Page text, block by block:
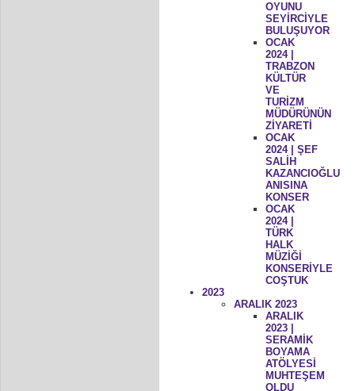
OYUNU
SEYİRCİYLE
BULUŞUYOR
OCAK
2024 |
TRABZON
KÜLTÜR
VE
TURİZM
MÜDÜRÜNÜN
ZİYARETİ
OCAK
2024 | ŞEF
SALİH
KAZANCIOĞLU
ANISINA
KONSER
OCAK
2024 |
TÜRK
HALK
MÜZİĞİ
KONSERİYLE
COŞTUK
2023
ARALIK 2023
ARALIK
2023 |
SERAMİK
BOYAMA
ATÖLYESİ
MUHTEŞEM
OLDU